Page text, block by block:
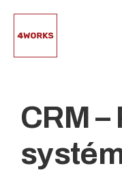
CRM